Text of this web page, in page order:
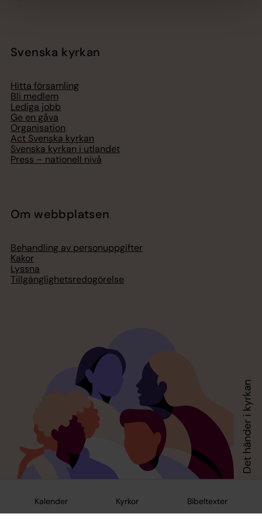
Kalender Kyrkor Bibeltexter
Svenska kyrkan
Hitta församling
Bli medlem
Lediga jobb
Ge en gåva
Organisation
Act Svenska kyrkan
Svenska kyrkan i utlandet
Press – nationell nivå
Om webbplatsen
Behandling av personuppgifter
Kakor
Lyssna
Tillgänglighetsredogörelse